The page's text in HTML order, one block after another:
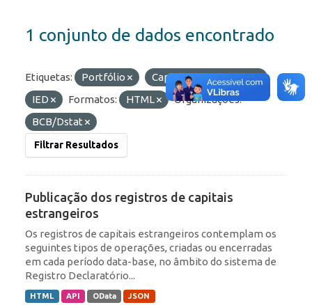
1 conjunto de dados encontrado
Etiquetas: Portfólio
Capitais Estrangeiros
IED
Formatos: HTML
Organizações:
BCB/Dstat
Filtrar Resultados
Publicação dos registros de capitais
estrangeiros
Os registros de capitais estrangeiros contemplam os
seguintes tipos de operações, criadas ou encerradas
em cada período data-base, no âmbito do sistema de
Registro Declaratório...
HTML API OData JSON